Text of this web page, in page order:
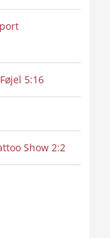
5:16
Show 2:2